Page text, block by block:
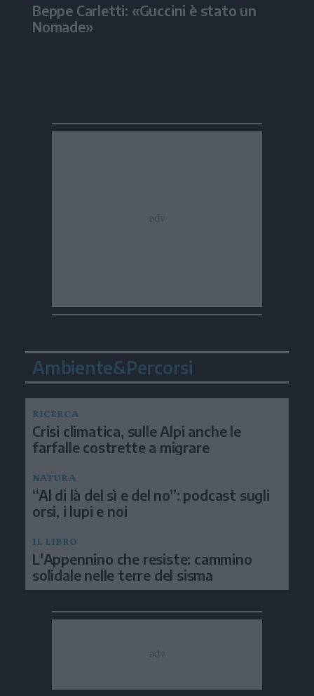
Beppe Carletti: «Guccini è stato un
Nomade»
Ambiente&Percorsi
RICERCA
Crisi climatica, sulle Alpi anche le
farfalle costrette a migrare
NATURA
“Al di là del sì e del no”: podcast sugli
orsi, i lupi e noi
IL LIBRO
L'Appennino che resiste: cammino
solidale nelle terre del sisma